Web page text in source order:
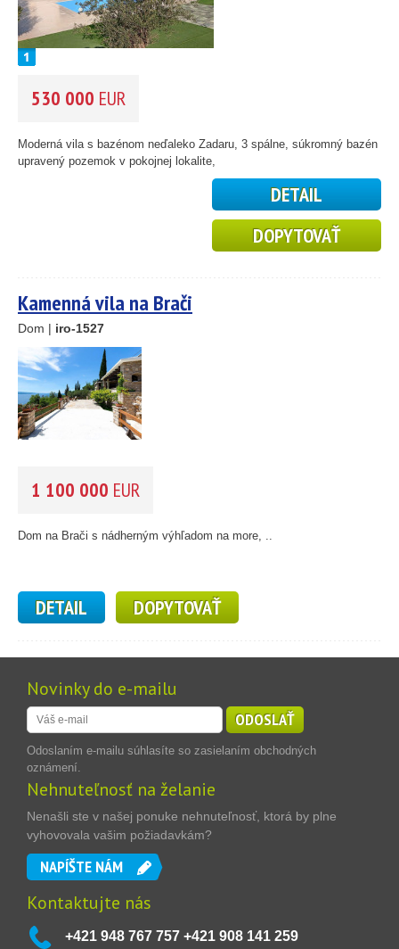
1
59
14
2
Istria (3)
Kvarner (9)
Južná Dalmácia
CENA(vyberte rozsah)
530 000 EUR
Moderná vila s bazénom neďaleko Zadaru, 3 spálne, súkromný bazén a
upravený pozemok v pokojnej lokalite,
DETAIL
DOPYTOVAŤ
Kamenná vila na Brači
Dom | iro-1527
1 100 000 EUR
Dom na Brači s nádherným výhľadom na more, ..
DETAIL DOPYTOVAŤ
Novinky do e-mailu
ODOSLAŤ
Odoslaním e-mailu súhlasíte so zasielaním obchodných
oznámení.
Nehnuteľnosť na želanie
Nenašli ste v našej ponuke nehnuteľnosť, ktorá by plne
vyhovovala vašim požiadavkám?
NAPÍŠTE NÁM
Kontaktujte nás
+421 948 767 757 +421 908 141 259